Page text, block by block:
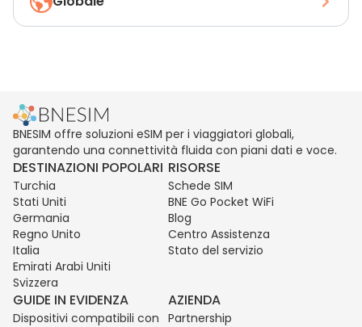
BNESIM offre soluzioni eSIM per i viaggiatori globali,
garantendo una connettività fluida con piani dati e voce.
DESTINAZIONI POPOLARI
Turchia
Stati Uniti
Germania
Regno Unito
Italia
Emirati Arabi Uniti
Svizzera
RISORSE
Schede SIM
BNE Go Pocket WiFi
Blog
Centro Assistenza
Stato del servizio
GUIDE IN EVIDENZA
Dispositivi compatibili con
AZIENDA
Partnership